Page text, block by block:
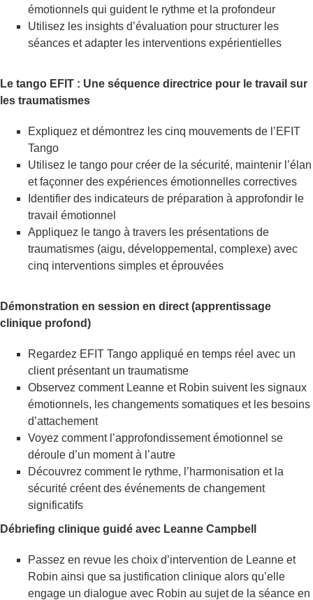
émotionnels qui guident le rythme et la profondeur
Utilisez les insights d’évaluation pour structurer les
séances et adapter les interventions expérientielles
Le tango EFIT : Une séquence directrice pour le travail sur
les traumatismes
Expliquez et démontrez les cinq mouvements de l’EFIT
Tango
Utilisez le tango pour créer de la sécurité, maintenir l’élan
et façonner des expériences émotionnelles correctives
Identifier des indicateurs de préparation à approfondir le
travail émotionnel
Appliquez le tango à travers les présentations de
traumatismes (aigu, développemental, complexe) avec
cinq interventions simples et éprouvées
Démonstration en session en direct (apprentissage
clinique profond)
Regardez EFIT Tango appliqué en temps réel avec un
client présentant un traumatisme
Observez comment Leanne et Robin suivent les signaux
émotionnels, les changements somatiques et les besoins
d’attachement
Voyez comment l’approfondissement émotionnel se
déroule d’un moment à l’autre
Découvrez comment le rythme, l’harmonisation et la
sécurité créent des événements de changement
significatifs
Débriefing clinique guidé avec Leanne Campbell
Passez en revue les choix d’intervention de Leanne et
Robin ainsi que sa justification clinique alors qu’elle
engage un dialogue avec Robin au sujet de la séance en